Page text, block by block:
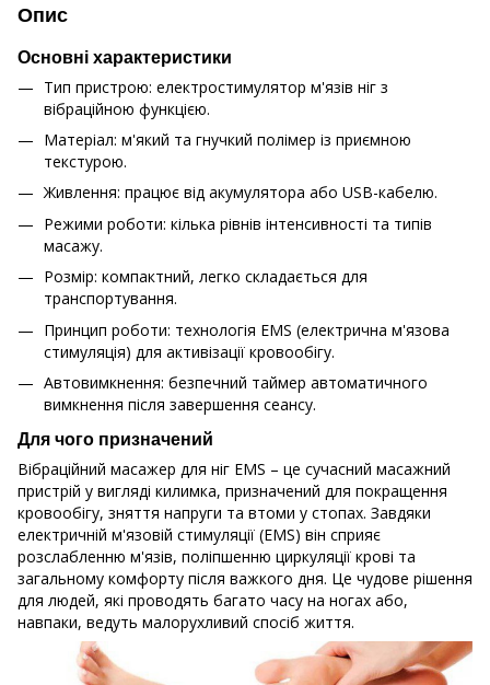
Опис
Основні характеристики
Тип пристрою: електростимулятор м'язів ніг з
вібраційною функцією.
Матеріал: м'який та гнучкий полімер із приємною
текстурою.
Живлення: працює від акумулятора або USB-кабелю.
Режими роботи: кілька рівнів інтенсивності та типів
масажу.
Розмір: компактний, легко складається для
транспортування.
Принцип роботи: технологія EMS (електрична м'язова
стимуляція) для активізації кровообігу.
Автовимкнення: безпечний таймер автоматичного
вимкнення після завершення сеансу.
Для чого призначений
Вібраційний масажер для ніг EMS – це сучасний масажний
пристрій у вигляді килимка, призначений для покращення
кровообігу, зняття напруги та втоми у стопах. Завдяки
електричній м'язовій стимуляції (EMS) він сприяє
розслабленню м'язів, поліпшенню циркуляції крові та
загальному комфорту після важкого дня. Це чудове рішення
для людей, які проводять багато часу на ногах або,
навпаки, ведуть малорухливий спосіб життя.